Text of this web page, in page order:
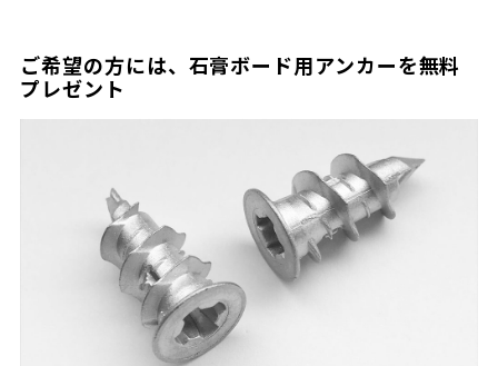
ご希望の方には、石膏ボード用アンカーを無料
プレゼント